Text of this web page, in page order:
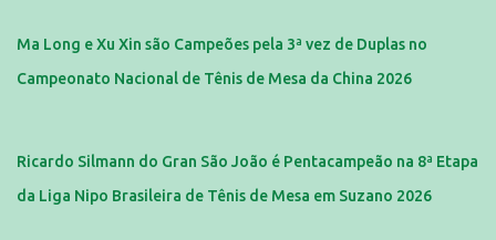
Ma Long e Xu Xin são Campeões pela 3ª vez de Duplas no
Campeonato Nacional de Tênis de Mesa da China 2026
Ricardo Silmann do Gran São João é Pentacampeão na 8ª Etapa
da Liga Nipo Brasileira de Tênis de Mesa em Suzano 2026